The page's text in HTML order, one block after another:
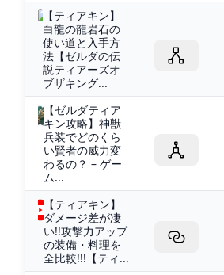
【ティアキン】
白龍の龍岩石の
使い道と入手方
法【ゼルダの伝
説ティアーズオ
ブザキング...
【ゼルダティア
キン攻略】神獣
兵装でどのくら
い賢者の威力変
わるの？ – ゲー
ム...
【ティアキン】
ダメージ差が凄
い!!攻撃力アップ
の装備・料理を
全比較!!!【ティ...